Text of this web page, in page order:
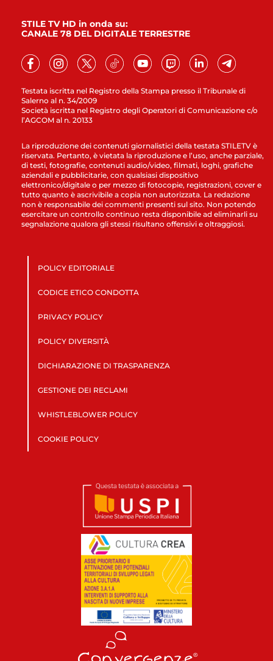
Testata iscritta nel Registro della Stampa presso il Tribunale di
Salerno al n. 34/2009
Società iscritta nel Registro degli Operatori di Comunicazione c/o
l’AGCOM al n. 20133
STILE TV HD in onda su:
CANALE 78 DEL DIGITALE TERRESTRE
La riproduzione dei contenuti giornalistici della testata STILETV è
riservata. Pertanto, è vietata la riproduzione e l’uso, anche parziale,
di testi, fotografie, contenuti audio/video, filmati, loghi, grafiche
aziendali e pubblicitarie, con qualsiasi dispositivo
elettronico/digitale o per mezzo di fotocopie, registrazioni, cover e
tutto quanto è ascrivibile a copia non autorizzata. La redazione
non è responsabile dei commenti presenti sul sito. Non potendo
esercitare un controllo continuo resta disponibile ad eliminarli su
segnalazione qualora gli stessi risultano offensivi e oltraggiosi.
POLICY EDITORIALE
CODICE ETICO CONDOTTA
PRIVACY POLICY
POLICY DIVERSITÀ
DICHIARAZIONE DI TRASPARENZA
GESTIONE DEI RECLAMI
WHISTLEBLOWER POLICY
COOKIE POLICY